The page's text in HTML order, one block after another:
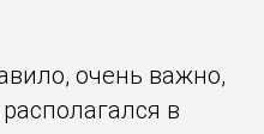
очень важно,
в